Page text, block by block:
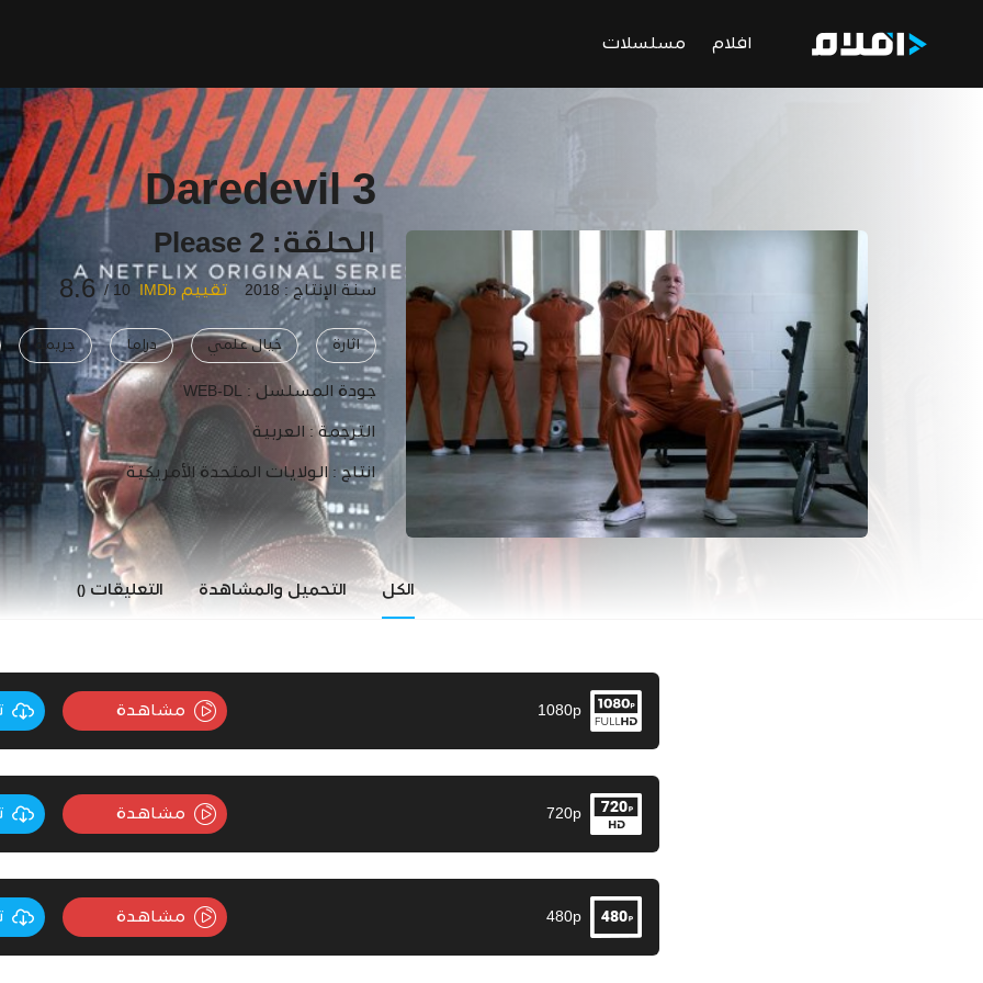
افلام مسلسلات
Daredevil 3
الحلقة: 2 Please
سنة الإنتاج : 2018 تقييم IMDb 10 /
8.6
اثارة خيال علمي دراما جريمة
جودة المسلسل :WEB-DL
الترجمة : العربية
انتاج : الولايات المتحدة الأمريكية
الكل التحميل والمشاهدة التعليقات ()
1080p مشاهدة
720p مشاهدة
480p مشاهدة